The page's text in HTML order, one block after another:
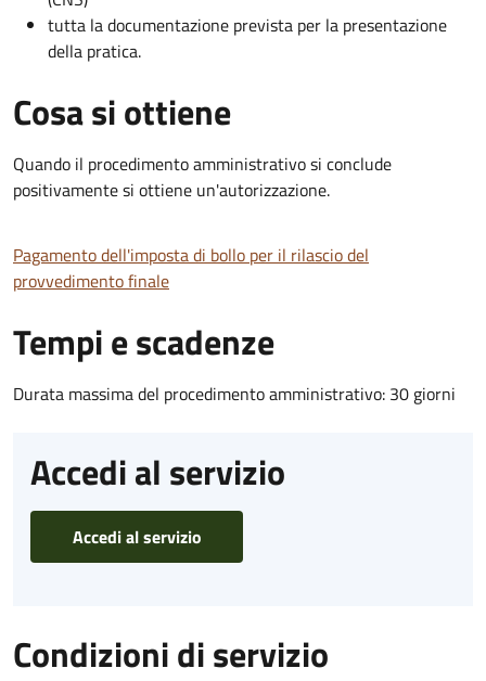
tutta la documentazione prevista per la presentazione
della pratica.
Cosa si ottiene
Quando il procedimento amministrativo si conclude
positivamente si ottiene un'autorizzazione.
Pagamento dell'imposta di bollo per il rilascio del
provvedimento finale
Tempi e scadenze
Durata massima del procedimento amministrativo: 30 giorni
Accedi al servizio
Accedi al servizio
Condizioni di servizio